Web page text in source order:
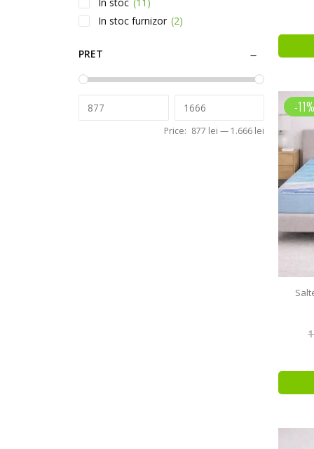
-11%
In stoc furnizor (2)
PRET
Price: 877 lei — 1.666 lei